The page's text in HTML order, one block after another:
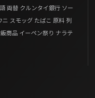
両替 クルンタイ銀行 ソー
ニ スモッグ たばこ 原料 列
商品 イーペン祭り ナラテ